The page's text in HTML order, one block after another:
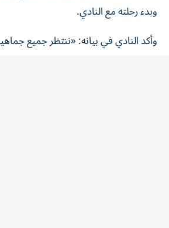
وأكد النادي في بيانه: «ننتظر جميع
بارك، مرتدين قمصان الموسم الجديد،